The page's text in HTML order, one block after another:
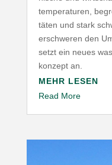
tem­pe­ra­turen,
täten und stark
erschweren den
setzt ein neues
konzept an.
MEHR LESEN
Read More